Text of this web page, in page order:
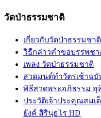
วัดป่าธรรมชาติ
เกี่ยวกับวัดป่าธรรมชาติ
วิธีกล่าวคำขอบรรพช
เพลง วัดป่าธรรมชาติ
สวดมนต์ทำวัตรเช้าฉบั
พิธีสวดพระอภิธรรม อุ
ประวัติเจ้าประคุณสม
ยังค์ สิรินฺธโร HD